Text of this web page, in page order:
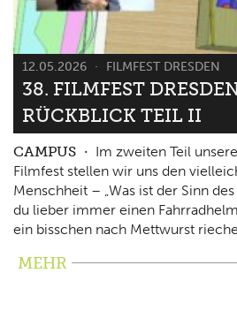
12.05.2026 FILMFEST DRESDEN
38. FILMFEST
RÜCKBLICK TEIL II
CAMPUS
Im zweiten Teil
Filmfest stellen wir uns den
Menschheit – „Was ist der Sinn
du lieber immer einen
ein bisschen nach Mettwurst
MEHR